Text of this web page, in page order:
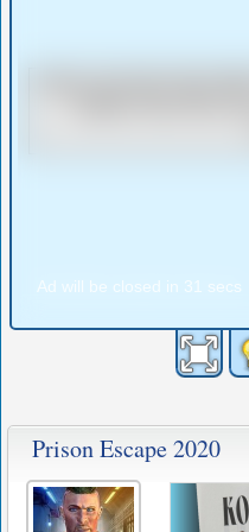
Prison Escape 2020